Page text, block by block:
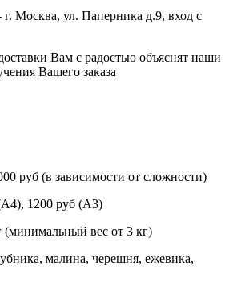
Москва, ул. Паперника д.9, вход с
Вам с радостью объяснят наши
Вашего заказа
руб (в зависимости от сложности)
1200 руб (А3)
(минимальный вес от 3 кг)
малина, черешня, ежевика,